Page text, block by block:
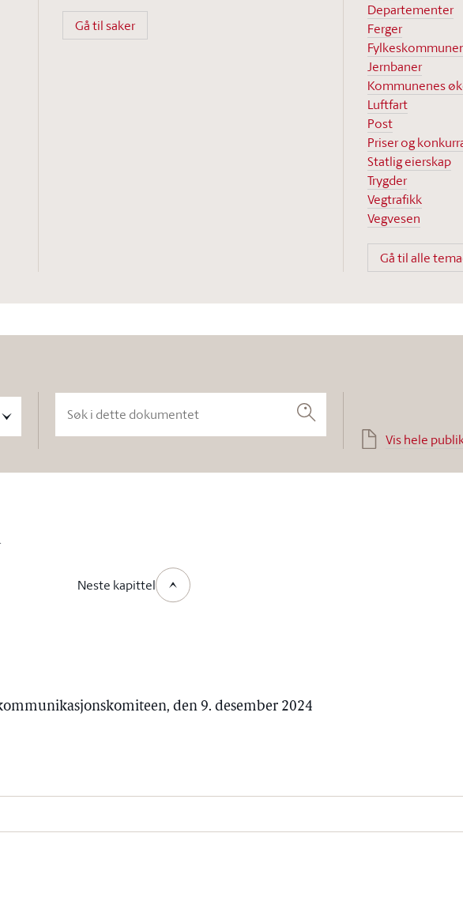
Gå til saker
Departementer
Ferger
Jernbaner
Kommunenes
Luftfart
Post
Priser og
Statlig eierskap
Trygder
Vegtrafikk
Vegvesen
Gå til alle
Søk
Vis hele
Neste kapittel
den 9. desember 2024